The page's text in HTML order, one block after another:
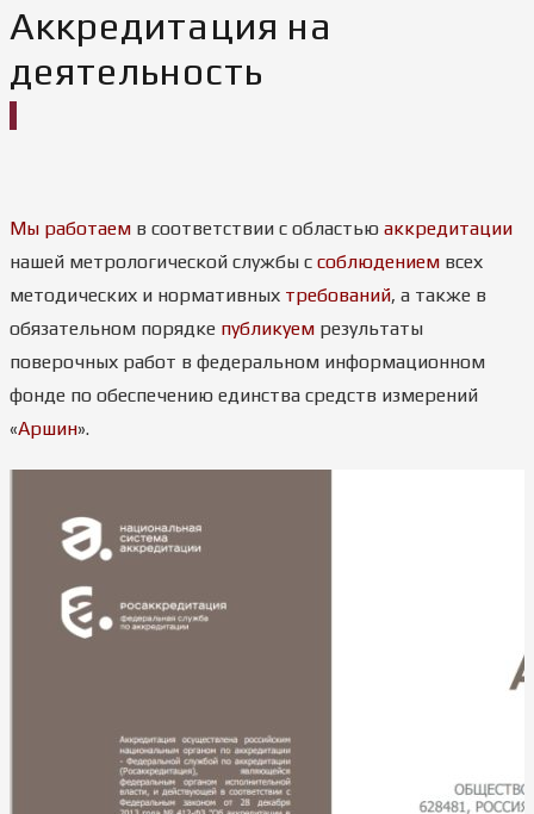
Аккредитация на
деятельность
Мы работаем в соответствии с областью аккредитации
нашей метрологической службы с соблюдением всех
методических и нормативных требований, а также в
обязательном порядке публикуем результаты
поверочных работ в федеральном информационном
фонде по обеспечению единства средств измерений
«Аршин».